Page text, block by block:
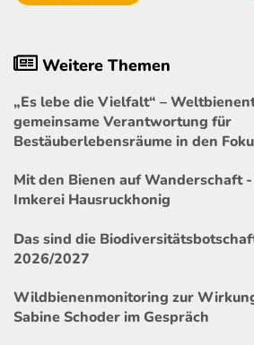
Weitere Themen
„Es lebe die Vielfalt“ –
gemeinsame Verantwortung für
Bestäuberlebensräume in den
Mit den Bienen auf Wanderschaft
Imkerei Hausruckhonig
Das sind die
2026/2027
Wildbienenmonitoring zur
Sabine Schoder im Gespräch